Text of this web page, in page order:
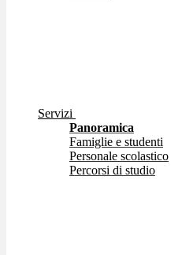
Servizi
Panoramica
Famiglie e studenti
Personale scolastico
Percorsi di studio